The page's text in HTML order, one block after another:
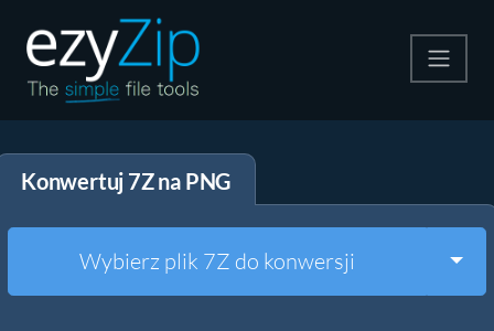
Rozpakuj
Inne narzędzia
Konwertuj 7Z na PNG
Wybierz plik 7Z do konwersji